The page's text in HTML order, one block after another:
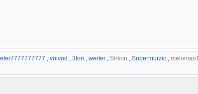
, voivod , 3ton , werter , Sirkon , Supermurzic ,